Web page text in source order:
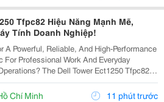
Tfpc82 Hiệu Năng Mạnh Mẽ,
Tính Doanh Nghiệp!
A Powerful, Reliable, And High-Performance
For Professional Work And Everyday
The Dell Tower Ect1250 Tfpc82 Is
Choice For Modern Users Who Demand
Performance And Stability. ⚡ Powerful...
Chí Minh 11 phút trước